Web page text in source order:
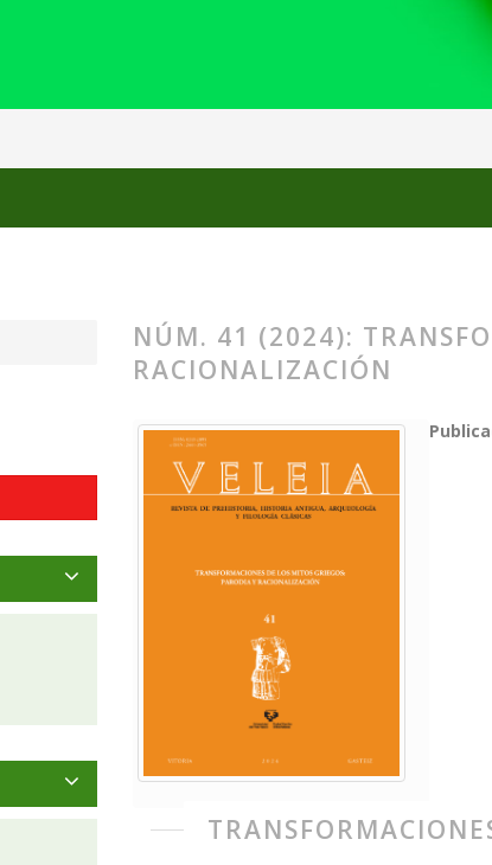
Núm. 41 (2024): Transformaciones de los mitos griegos:
NÚM. 41 (2024):
RACIONALIZACIÓN